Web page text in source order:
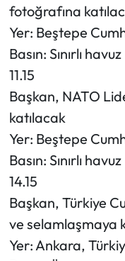
fotoğrafına
Yer: Beştepe
Basın: Sınırlı havuz
11.15
Başkan, NATO
katılacak
Yer: Beştepe
Basın: Sınırlı havuz
14.15
Başkan, Türkiye
ve selamlaşmaya
Yer: Ankara,